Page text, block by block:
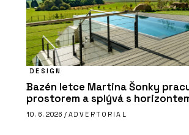
DESIGN
Bazén letce Martina Šonky
prostorem a splývá s
10. 6. 2026 / ADVERTORIAL